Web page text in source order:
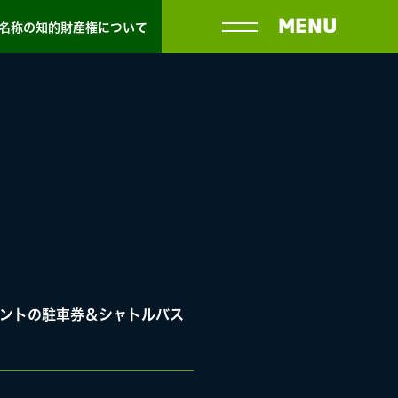
称の知的財産権について MENU
の駐車券＆シャトルバス